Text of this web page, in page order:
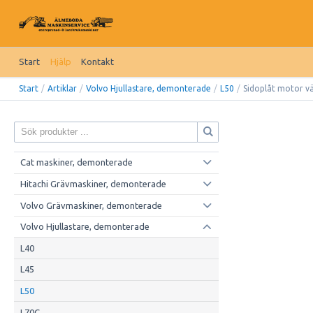
Start Hjälp Kontakt
Start / Artiklar / Volvo Hjullastare, demonterade / L50 / Sidoplåt motor
Cat maskiner, demonterade
Hitachi Grävmaskiner, demonterade
Volvo Grävmaskiner, demonterade
Volvo Hjullastare, demonterade
L40
L45
L50